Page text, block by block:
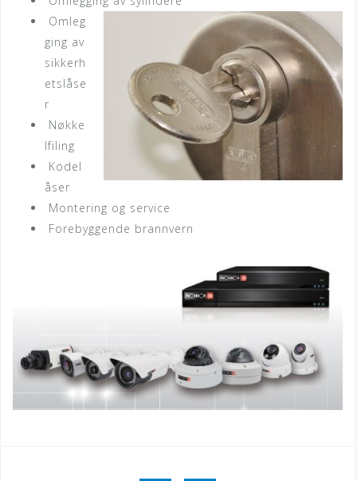
Omleg
ging av
sikkerh
etslåse
r
Nøkke
lfiling
Kodel
åser
Montering og service
Forebyggende brannvern